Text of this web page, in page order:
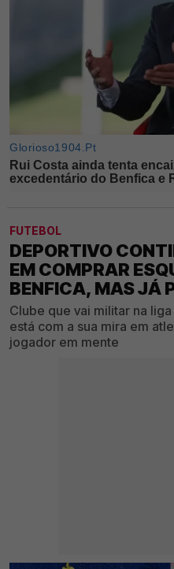
FUTEBOL
DEPORTIVO
EM COMPRAR
BENFICA, MAS JÁ
Clube que vai militar na
está com a sua mira em
jogador em mente